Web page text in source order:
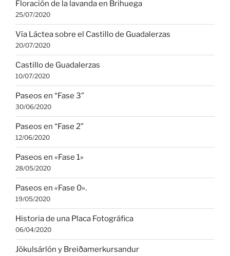
Floración de la lavanda en Brihuega
25/07/2020
Vía Láctea sobre el Castillo de Guadalerzas
20/07/2020
Castillo de Guadalerzas
10/07/2020
Paseos en “Fase 3”
30/06/2020
Paseos en “Fase 2”
12/06/2020
Paseos en «Fase 1»
28/05/2020
Paseos en «Fase 0».
19/05/2020
Historia de una Placa Fotográfica
06/04/2020
Jökulsárlón y Breiðamerkursandur